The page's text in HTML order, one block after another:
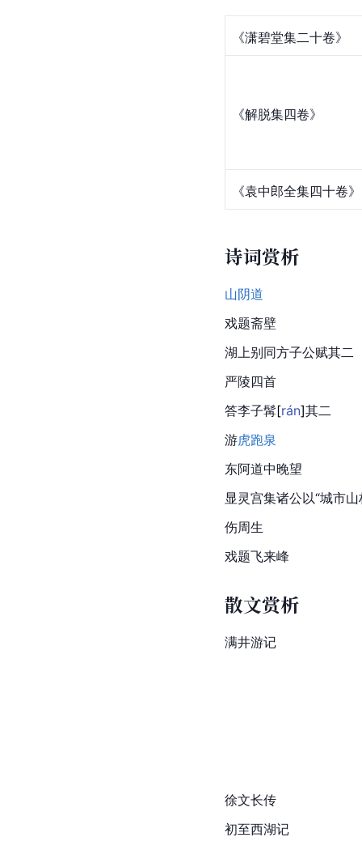
《潇碧堂集二十卷》
《解脱集四卷》
《袁中郎全集四十卷》
诗词赏析
山阴道
戏题斋壁
湖上别同方子公赋其二
严陵四首
答李子髯[rán]其二
游虎跑泉
东阿道中晚望
显灵宫集诸公以“城市
伤周生
戏题飞来峰
散文赏析
满井游记
徐文长传
初至西湖记